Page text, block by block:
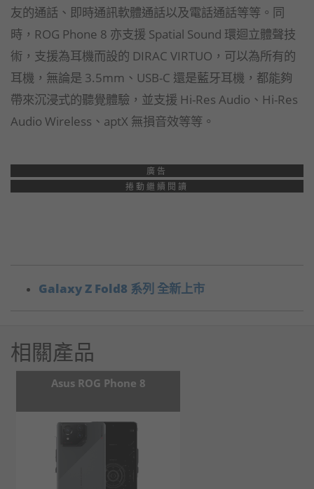
友的通話、即時通訊軟體通話以及電話通話等等。同
時，ROG Phone 8 亦支援 Spatial Sound 環迴立體聲技
術，支援為耳機而設的 DIRAC VIRTUO，可以為所有的
耳機，無論是 3.5mm、USB-C 還是藍牙耳機，都能夠
帶來沉浸式的聽覺體驗，並支援 Hi-Res Audio、Hi-Res
Audio Wireless、aptX 無損音效等等。
廣告
捲動繼續閱讀
Galaxy Z Fold8 系列 全新上市
相關產品
Asus ROG Phone 8